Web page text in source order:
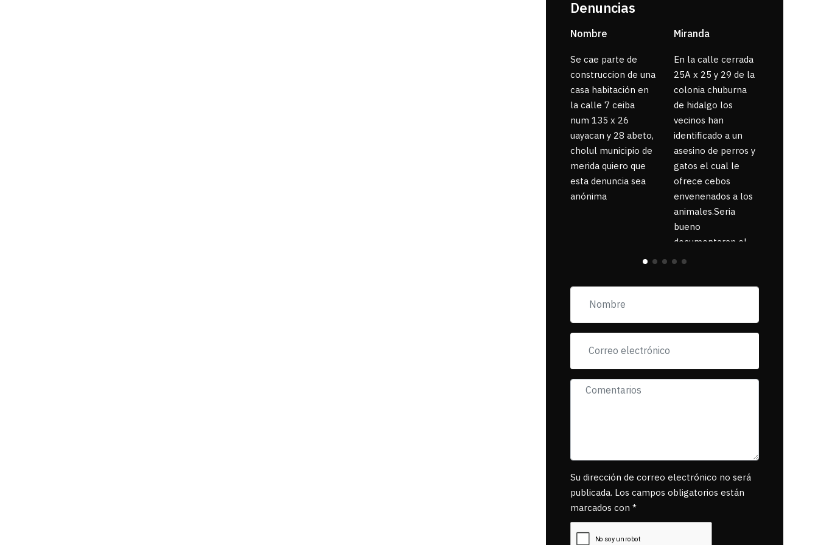
Denuncias
Nombre
Se cae parte de
construccion de una
casa habitación en
la calle 7 ceiba
num 135 x 26
uayacan y 28 abeto,
cholul municipio de
merida quiero que
esta denuncia sea
anónima
Miranda
En la calle cerrada
25A x 25 y 29 de la
colonia chuburna
de hidalgo los
vecinos han
identificado a un
asesino de perros y
gatos el cual le
ofrece cebos
envenenados a los
animales.Seria
bueno
documentaran el
suceso ya que la
pancartas de
exigiendo al asesino
se reponsanbilice
Su dirección de correo electrónico no será
publicada. Los campos obligatorios están
marcados con *